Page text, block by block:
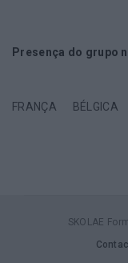
Presença do grupo
FRANÇA BÉLGICA
SKOLAE